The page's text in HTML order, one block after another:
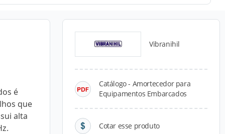
é
que
alta
Vibranihil
Catálogo - Amortecedor para
Equipamentos Embarcados
Cotar esse produto